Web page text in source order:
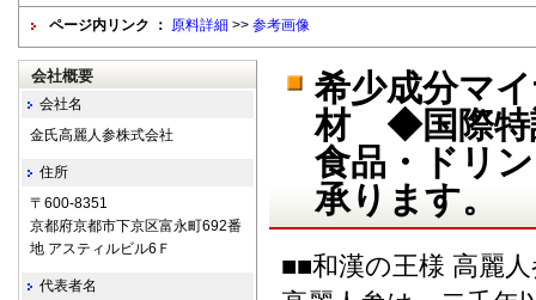
ページ内リンク ： 原料詳細 >> 参考画像
希少成分マ
材 ◆国際特
食品・ドリ
承ります。
■■和漢の王様 高麗
会社概要
会社名
金氏高麗人参株式会社
住所
〒600-8351
京都府京都市下京区富永町692番
地 アスティルビル6Ｆ
代表者名